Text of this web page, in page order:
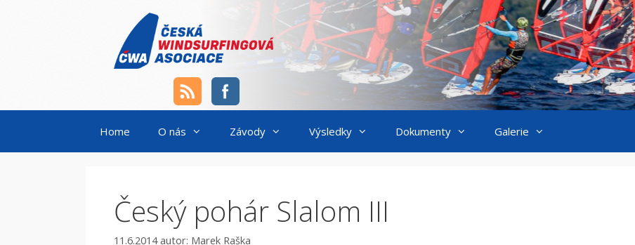
Home O nás Závody Výsledky Dokumenty Galerie
Český pohár Slalom III
11.6.2014 autor: Marek Raška